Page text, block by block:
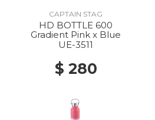
CAPTAIN STAG
HD BOTTLE 600
Gradient Pink x Blue
UE-3511
$ 280